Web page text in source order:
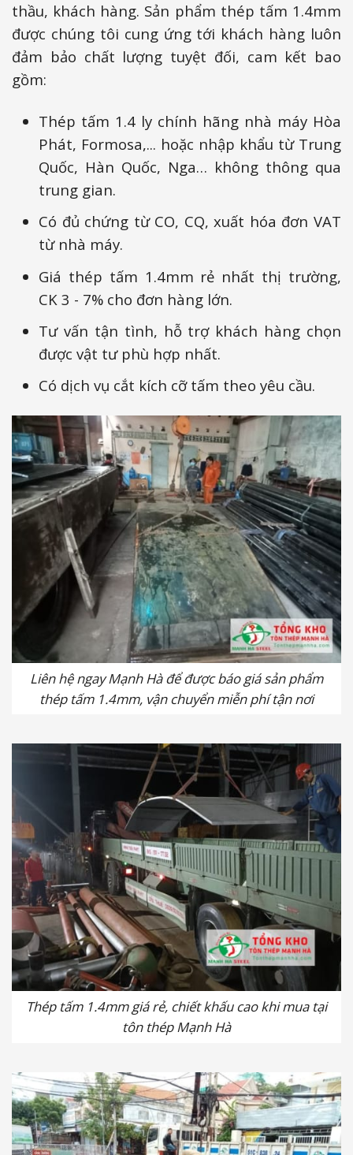
thầu, khách hàng. Sản phẩm thép tấm 1.4mm
được chúng tôi cung ứng tới khách hàng luôn
đảm bảo chất lượng tuyệt đối, cam kết bao
gồm:
Thép tấm 1.4 ly chính hãng nhà máy Hòa
Phát, Formosa,... hoặc nhập khẩu từ Trung
Quốc, Hàn Quốc, Nga… không thông qua
trung gian.
Có đủ chứng từ CO, CQ, xuất hóa đơn VAT
từ nhà máy.
Giá thép tấm 1.4mm rẻ nhất thị trường,
CK 3 - 7% cho đơn hàng lớn.
Tư vấn tận tình, hỗ trợ khách hàng chọn
được vật tư phù hợp nhất.
Có dịch vụ cắt kích cỡ tấm theo yêu cầu.
Liên hệ ngay Mạnh Hà để được báo giá sản phẩm
thép tấm 1.4mm, vận chuyển miễn phí tận nơi
Thép tấm 1.4mm giá rẻ, chiết khấu cao khi mua tại
tôn thép Mạnh Hà